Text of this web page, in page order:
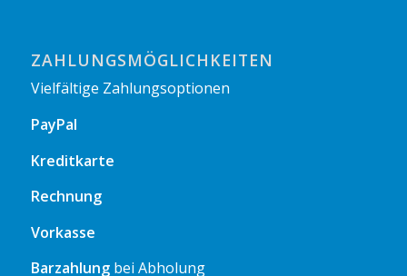
ZAHLUNGSMÖGLICHKEITEN
Vielfältige Zahlungsoptionen
PayPal
Kreditkarte
Rechnung
Vorkasse
Barzahlungbei Abholung